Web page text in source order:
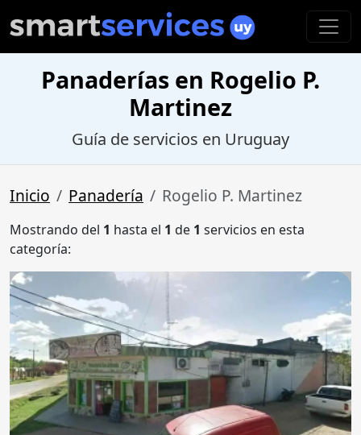
Panaderías en Rogelio P.
Martinez
Guía de servicios en Uruguay
Inicio Panadería Rogelio P. Martinez
Mostrando del 1 hasta el 1 de 1 servicios en esta
categoría: